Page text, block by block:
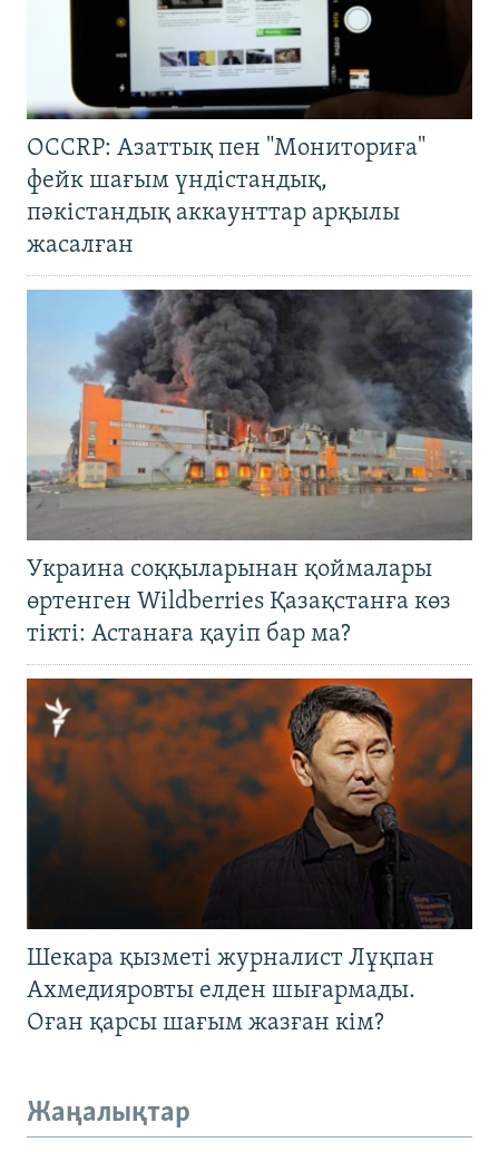
OCCRP: Азаттық пен "Мониториға"
фейк шағым үндістандық,
пәкістандық аккаунттар арқылы
жасалған
Украина соққыларынан қоймалары
өртенген Wildberries Қазақстанға көз
тікті: Астанаға қауіп бар ма?
Шекара қызметі журналист Лұқпан
Ахмедияровты елден шығармады.
Оған қарсы шағым жазған кім?
Жаңалықтар